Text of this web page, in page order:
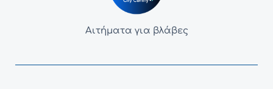
Αιτήματα για βλάβες